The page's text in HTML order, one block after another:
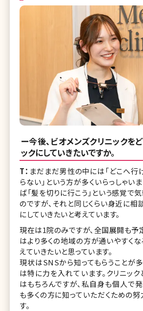
ー今後、ビオメンズクリニックを
ックにしていきたいですか。
T： まだまだ男性の中には「どこへ
らない」という方が多くいらっしゃい
ば「髪を切りに行こう」という感覚で
のですが、それと同じくらい身近に相
にしていきたいと考えています。
現在は1院のみですが、全国展開も予
はより多くの地域の方が通いやすく
えていきたいと思っています。
現状はSNSから知ってもらうことが
は特に力を入れています。クリニッ
はもちろんですが、私自身も個人で
も多くの方に知っていただくための
す。